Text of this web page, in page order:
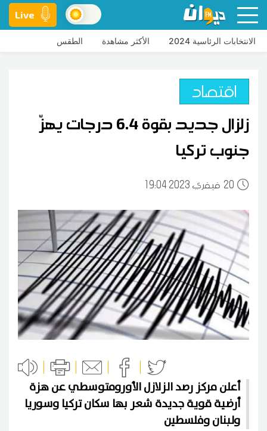
Live
الانتخابات الرئاسية 2024 الأكثر مشاهدة الطقس
اقتصاد
زلزال جديد بقوة 6.4 درجات يهزّ
جنوب تركيا
20 19:04 2023 فيفري
أعلن مركز رصد الزلازل الأورومتوسطي عن هزة
أرضية قوية جديدة شعر بها سكان تركيا وسوريا
ولبنان وفلسطين